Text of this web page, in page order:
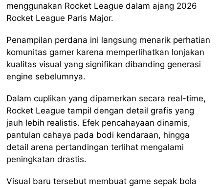
menggunakan Rocket League dalam ajang 2026
Rocket League Paris Major.
Penampilan perdana ini langsung menarik perhatian
komunitas gamer karena memperlihatkan lonjakan
kualitas visual yang signifikan dibanding generasi
engine sebelumnya.
Dalam cuplikan yang dipamerkan secara real-time,
Rocket League tampil dengan detail grafis yang
jauh lebih realistis. Efek pencahayaan dinamis,
pantulan cahaya pada bodi kendaraan, hingga
detail arena pertandingan terlihat mengalami
peningkatan drastis.
Visual baru tersebut membuat game sepak bola